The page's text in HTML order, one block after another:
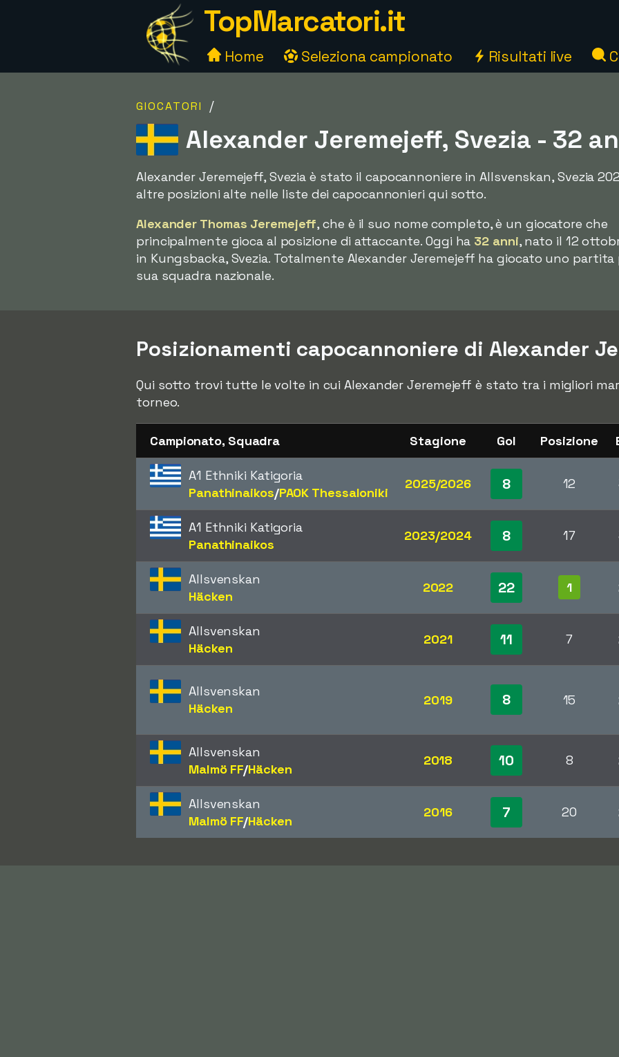
TopMarcatori.it
Home Seleziona campionato Risultati live
GIOCATORI /
Alexander Jeremejeff, Svezia - 32
Alexander Jeremejeff, Svezia è stato il capocannoniere in Allsvenskan, Svezia
altre posizioni alte nelle liste dei capocannonieri qui sotto.
Alexander Thomas Jeremejeff, che è il suo nome completo, è un giocatore che
principalmente gioca al posizione di attaccante. Oggi ha 32 anni, nato il 12
in Kungsbacka, Svezia. Totalmente Alexander Jeremejeff ha giocato uno partita
sua squadra nazionale.
Posizionamenti capocannoniere di Alexander
Qui sotto trovi tutte le volte in cui Alexander Jeremejeff è stato tra i migliori
torneo.
Campionato, Squadra Stagione Gol Posizione
A1 Ethniki Katigoria
Panathinaikos/​PAOK Thessaloniki
2025/2026 8 12
A1 Ethniki Katigoria
Panathinaikos
2023/2024 8 17
Allsvenskan
Häcken
2022 22 1
Allsvenskan
Häcken
2021 11 7
Allsvenskan
Häcken
2019 8 15
Allsvenskan
Malmö FF/​Häcken
2018 10 8
Allsvenskan
Malmö FF/​Häcken
2016 7 20